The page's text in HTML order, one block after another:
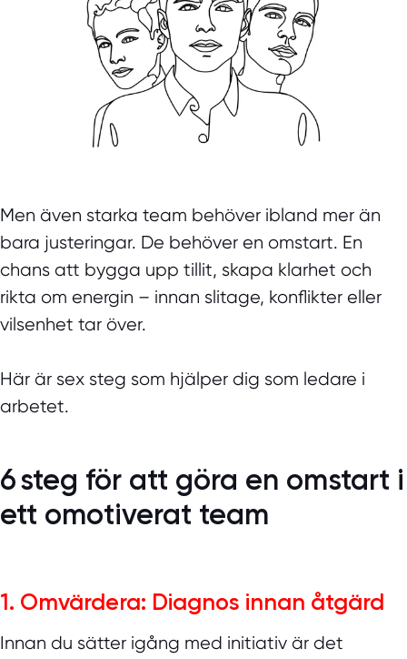
Men även starka team behöver ibland mer än
bara justeringar. De behöver en omstart. En
chans att bygga upp tillit, skapa klarhet och
rikta om energin – innan slitage, konflikter eller
vilsenhet tar över.
Här är sex steg som hjälper dig som ledare i
arbetet.
6 steg för att göra en omstart i
ett omotiverat team
1. Omvärdera: Diagnos innan åtgärd
Innan du sätter igång med initiativ är det